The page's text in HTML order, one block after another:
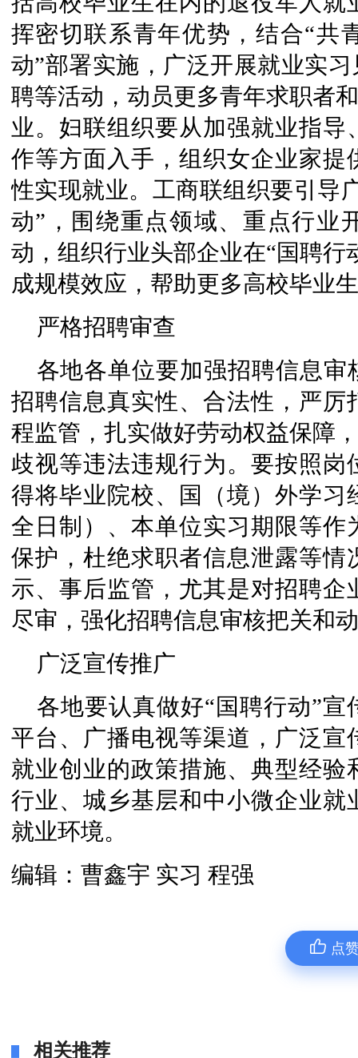
挥密切联系青年优势，结合“共
动”部署实施，广泛开展就业实
聘等活动，动员更多青年求职者
业。妇联组织要从加强就业指
作等方面入手，组织女企业家
性实现就业。工商联组织要引导
动”，围绕重点领域、重点行业
动，组织行业头部企业在“国聘
成规模效应，帮助更多高校毕业
严格招聘审查
各地各单位要加强招聘信息
招聘信息真实性、合法性，严
程监管，扎实做好劳动权益保障
歧视等违法违规行为。要按照
得将毕业院校、国（境）外学
全日制）、本单位实习期限等
保护，杜绝求职者信息泄露等
示、事后监管，尤其是对招聘
尽审，强化招聘信息审核把关和
广泛宣传推广
各地要认真做好“国聘行动”
平台、广播电视等渠道，广泛
就业创业的政策措施、典型经
行业、城乡基层和中小微企业
就业环境。
编辑：曹鑫宇 实习 程强
点
相关推荐